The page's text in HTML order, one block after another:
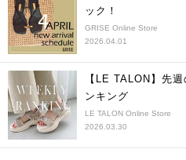
ック！
GRISE Online Store
2026.04.01
【LE TALON】先
ンキング
LE TALON Online Store
2026.03.30